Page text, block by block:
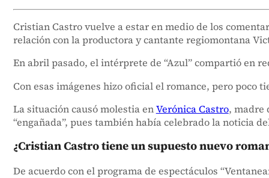
Cristian Castro vuelve a estar en medio de los
relación con la productora y cantante regiomontana
En abril pasado, el intérprete de “Azul” compartió en
Con esas imágenes hizo oficial el romance, pero poco
La situación causó molestia enVerónica Castro, madre
“engañada”, pues también había celebrado la noticia
¿Cristian Castro tiene un supuesto nuevo
De acuerdo con el programa de espectáculos